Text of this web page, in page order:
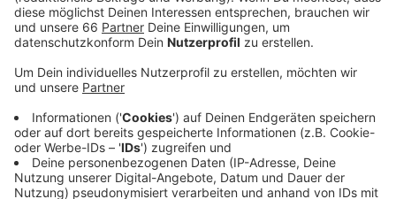
Anzeige
Bewerbungsphase für die Freitickets, dann können
sich alle Fans online um Karten bemühen. Anfang der
Woche konnten sich bereits schon Vereinsmitglieder
der Fortuna um Tickets bemühen. Übernächste Woche